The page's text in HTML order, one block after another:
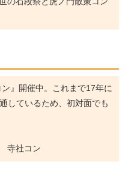
』開催中。これまで17年に
しているため、初対面でも
寺社コン